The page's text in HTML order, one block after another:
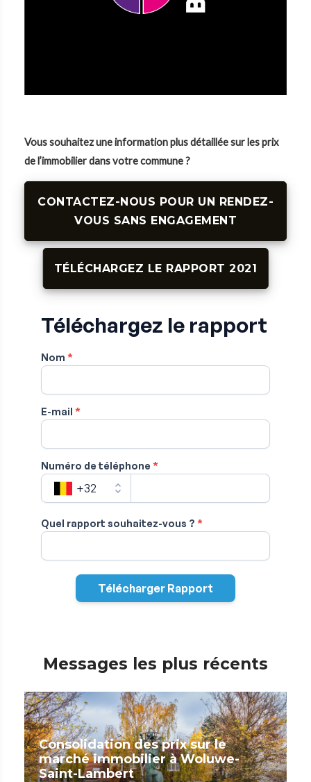
Vous souhaitez une information plus détaillée sur les prix
de l’immobilier dans votre commune ?
CONTACTEZ-NOUS POUR UN RENDEZ-
VOUS SANS ENGAGEMENT
TÉLÉCHARGEZ LE RAPPORT 2021
Messages les plus récents
Consolidation des prix sur le
marché immobilier à Woluwe-
Saint-Lambert